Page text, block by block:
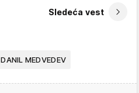
Sledeća vest
DANIL MEDVEDEV